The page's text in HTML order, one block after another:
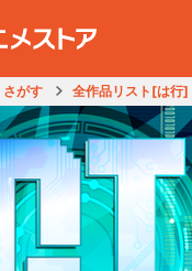
さがす 全作品リスト[は行]